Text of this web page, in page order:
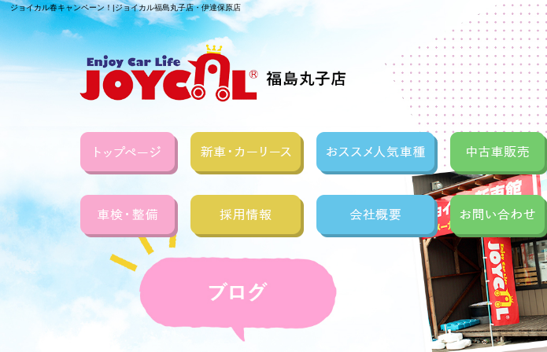
ジョイカル春キャンペーン！|ジョイカル福島丸子店・伊達保原店